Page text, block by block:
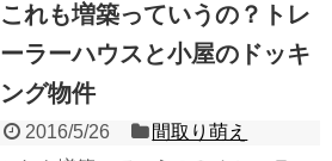
これも増築っていうの？トレ
ーラーハウスと小屋のドッキ
ング物件
2016/5/26
間取り萌え